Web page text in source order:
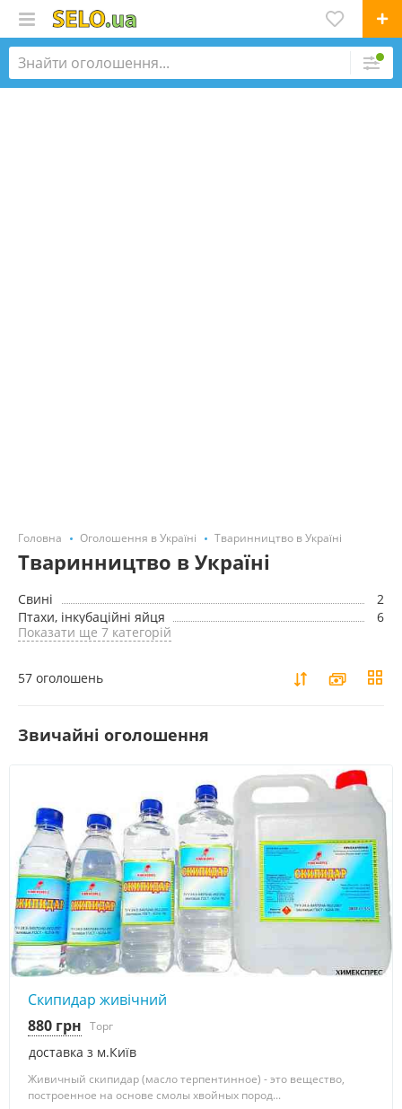
Головна Оголошення в Україні Тваринництво в Україні
Тваринництво в Україні
Cвині
2
Птахи, інкубаційні яйця
6
Показати ще 7 категорій
57 оголошень
Звичайні оголошення
Скипидар живічний
доставка з м.Київ
880 грн Торг
Живичный скипидар (масло терпентинное) - это вещество,
построенное на основе смолы хвойных пород...